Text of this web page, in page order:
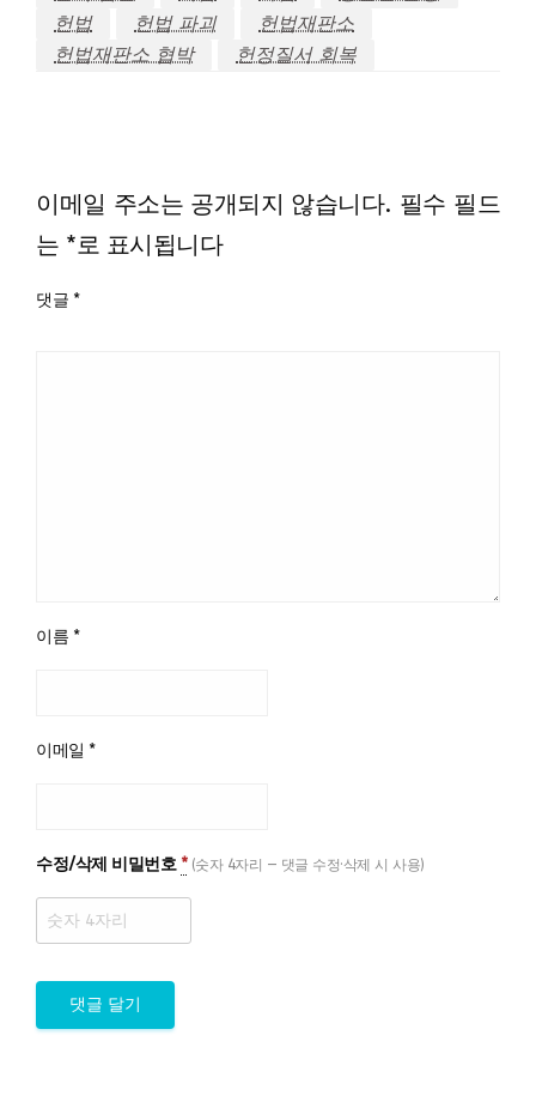
헌법
헌법 파괴
헌법재판소
헌법재판소 협박
헌정질서 회복
이메일 주소는 공개되지 않습니다. 필수 필드
는 *로 표시됩니다
댓글 *
이름 *
이메일 *
수정/삭제 비밀번호 * (숫자 4자리 — 댓글 수정·삭제 시 사용)